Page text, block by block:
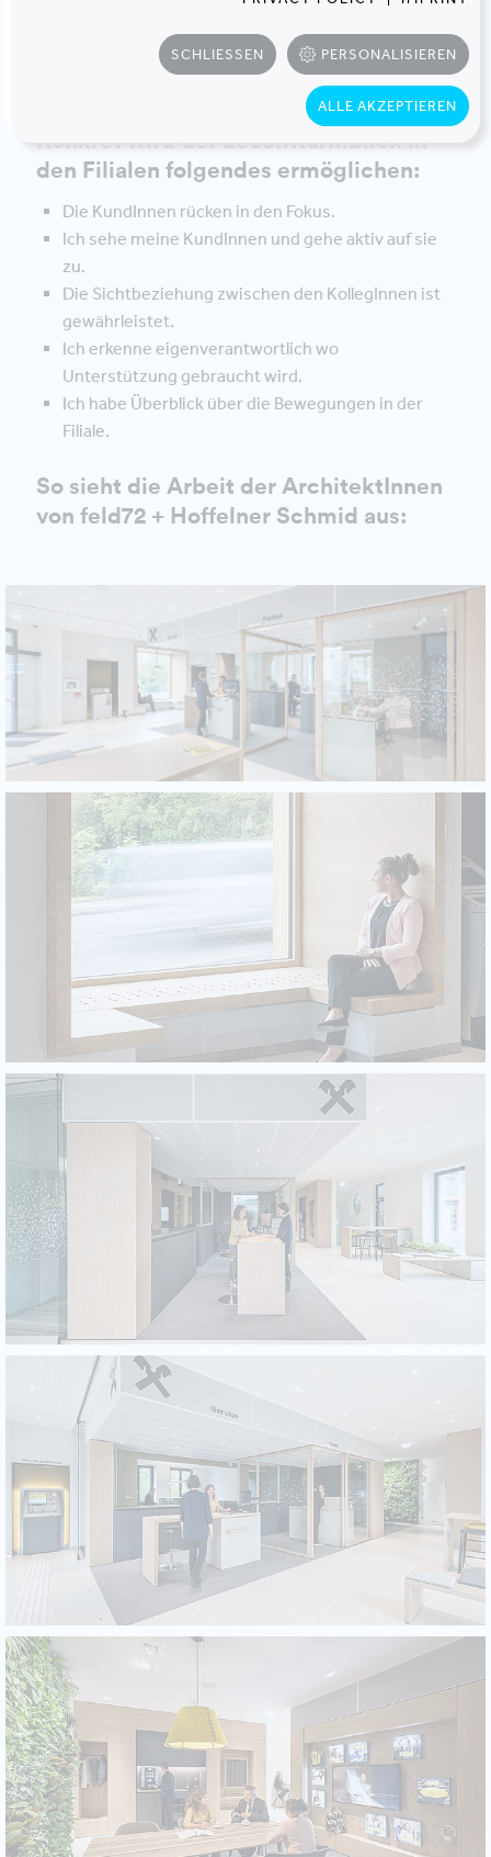
Konkret wird der Leuchtturmblick in
den Filialen folgendes ermöglichen:
Die KundInnen rücken in den Fokus.
Ich sehe meine KundInnen und gehe aktiv auf sie
zu.
Die Sichtbeziehung zwischen den KollegInnen ist
gewährleistet.
Ich erkenne eigenverantwortlich wo
Unterstützung gebraucht wird.
Ich habe Überblick über die Bewegungen in der
Filiale.
So sieht die Arbeit der ArchitektInnen
von feld72 + Hoffelner Schmid aus:
SCHLIESSEN PERSONALISIEREN
ALLE AKZEPTIEREN